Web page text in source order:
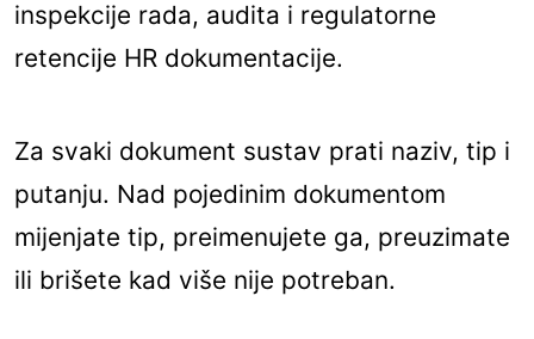
inspekcije rada, audita i regulatorne
retencije HR dokumentacije.
Za svaki dokument sustav prati naziv, tip i
putanju. Nad pojedinim dokumentom
mijenjate tip, preimenujete ga, preuzimate
ili brišete kad više nije potreban.